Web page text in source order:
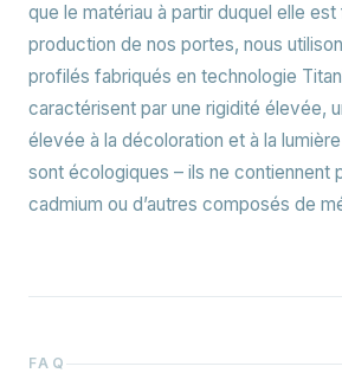
que le matériau à partir duquel elle
production de nos portes, nous
profilés fabriqués en technologie
caractérisent par une rigidité élevée,
élevée à la décoloration et à la
sont écologiques – ils ne contiennent
cadmium ou d’autres composés de
FAQ